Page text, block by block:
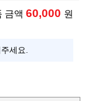
금액 60,000 원
세요.